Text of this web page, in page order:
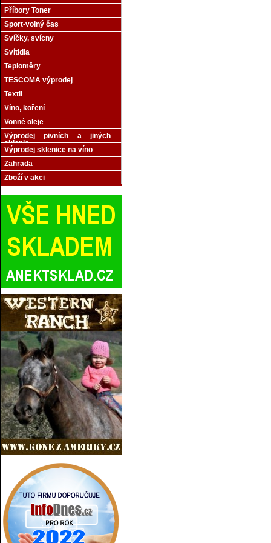
Příbory Toner
Sport-volný čas
Svíčky, svícny
Svítidla
Teploměry
TESCOMA výprodej
Textil
Víno, koření
Vonné oleje
Výprodej pivních a jiných
sklenic
Výprodej sklenice na víno
Zahrada
Zboží v akci